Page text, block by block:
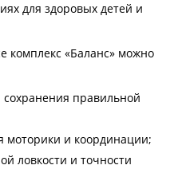
для здоровых детей и
комплекс «Баланс» можно
правильной
моторики и координации;
ловкости и точности